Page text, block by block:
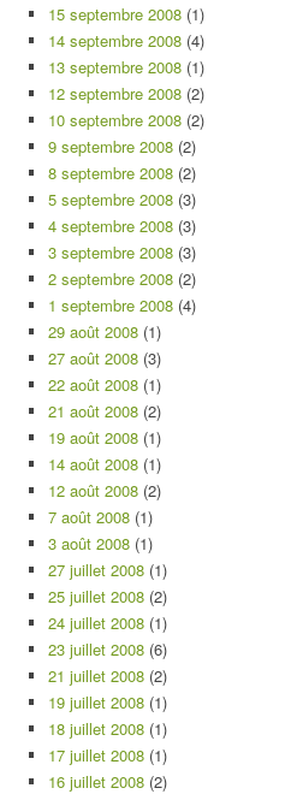
15 septembre 2008 (1)
14 septembre 2008 (4)
13 septembre 2008 (1)
12 septembre 2008 (2)
10 septembre 2008 (2)
9 septembre 2008 (2)
8 septembre 2008 (2)
5 septembre 2008 (3)
4 septembre 2008 (3)
3 septembre 2008 (3)
2 septembre 2008 (2)
1 septembre 2008 (4)
29 août 2008 (1)
27 août 2008 (3)
22 août 2008 (1)
21 août 2008 (2)
19 août 2008 (1)
14 août 2008 (1)
12 août 2008 (2)
7 août 2008 (1)
3 août 2008 (1)
27 juillet 2008 (1)
25 juillet 2008 (2)
24 juillet 2008 (1)
23 juillet 2008 (6)
21 juillet 2008 (2)
19 juillet 2008 (1)
18 juillet 2008 (1)
17 juillet 2008 (1)
16 juillet 2008 (2)